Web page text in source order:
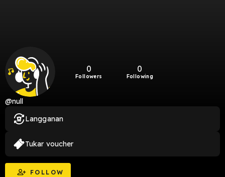
0
Followers
0
Following
@null
FOLLOW
Langganan
Tukar voucher